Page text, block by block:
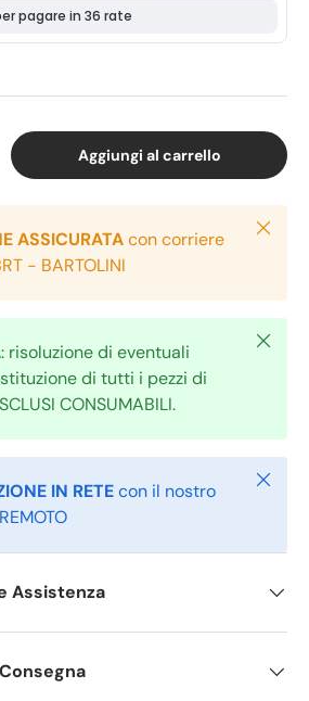
Aggiungi al carrello
ASSICURATAcon corriere
- BARTOLINI
Chiudi
: risoluzione di eventuali
di tutti i pezzi di
CONSUMABILI.
Chiudi
IN RETEcon il nostro
Chiudi
Assistenza